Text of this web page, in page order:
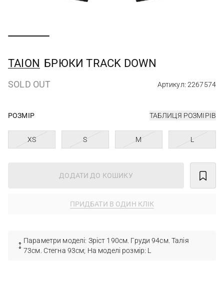
TAION БРЮКИ TRACK DOWN
SOLD OUT Артикул: 2267574
РОЗМІР ТАБЛИЦЯ РОЗМІРІВ
XS S M L
ДОДАТИ ДО КОШИКУ
ПРИДБАТИ В ОДИН КЛІК
Параметри моделі: Зріст 190см. Груди 94см. Талія
73см. Стегна 93см; На моделі розмір: L